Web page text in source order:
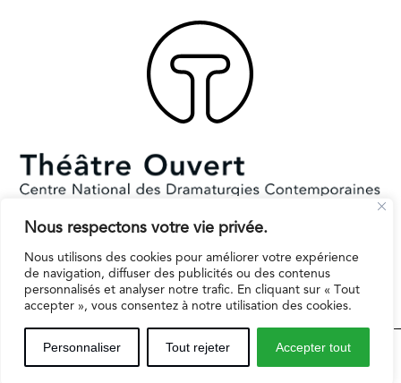
Nous respectons votre vie privée.
Nous utilisons des cookies pour améliorer votre expérience
de navigation, diffuser des publicités ou des contenus
personnalisés et analyser notre trafic. En cliquant sur « Tout
accepter », vous consentez à notre utilisation des cookies.
Personnaliser Tout rejeter Accepter tout
Subventionné par le Ministère de la Culture et la Ville de Paris.
Il reçoit le soutien de la région Ile-de-France pour l’EPAT
Espaces professionnels Contact
Mentions légales
Inscription infolettre
Politique de protection des données personnelles